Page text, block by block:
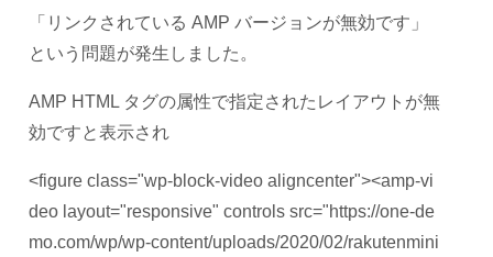
「リンクされている AMP バージョンが無効です」
という問題が発生しました。
AMP HTML タグの属性で指定されたレイアウトが無
効ですと表示され
<figure class="wp-block-video aligncenter"><amp-vi
deo layout="responsive" controls src="https://one-de
mo.com/wp/wp-content/uploads/2020/02/rakutenmini